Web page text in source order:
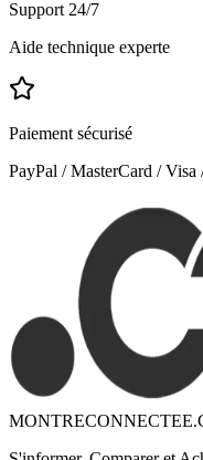
Support 24/7
Aide technique experte
Paiement sécurisé
PayPal / MasterCard /